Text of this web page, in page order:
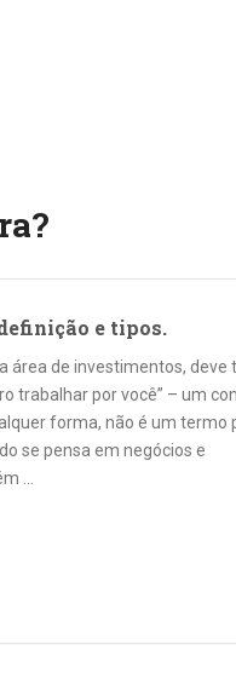
e tipos.
área de investimentos, deve
trabalhar por você” – um
forma, não é um termo
se pensa em negócios e
…